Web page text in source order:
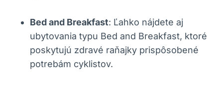
Bed and Breakfast: Ľahko nájdete aj
ubytovania typu Bed and Breakfast, ktoré
poskytujú zdravé raňajky prispôsobené
potrebám cyklistov.